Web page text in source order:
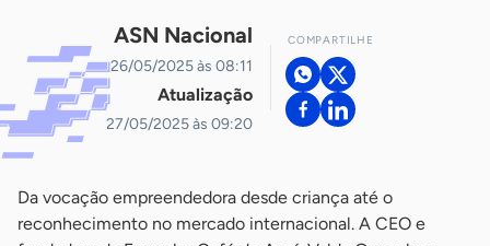
ASN Nacional
26/05/2025 às 08:11
Atualização
27/05/2025 às 09:20
COMPARTILHE
Da vocação empreendedora desde criança até o
reconhecimento no mercado internacional. A CEO e